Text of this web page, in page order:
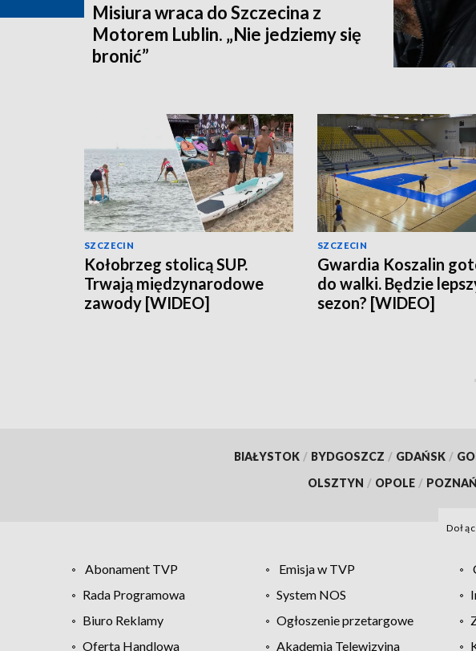
Misiura wraca do Szczecina z
Motorem Lublin. „Nie jedziemy się
bronić”
SZCZECIN
Kołobrzeg stolicą SUP.
Trwają międzynarodowe
zawody [WIDEO]
SZCZECIN
Gwardia Koszalin
do walki. Będzie
sezon? [WIDEO]
BIAŁYSTOK / BYDGOSZCZ / GDAŃSK /
OLSZTYN / OPOLE / POZNAŃ
Abonament TVP Emisja w TVP
Rada Programowa
System NOS
Biuro Reklamy
Ogłoszenie przetargowe
Oferta Handlowa
Akademia Telewizyjna